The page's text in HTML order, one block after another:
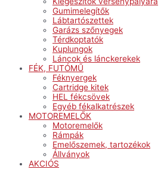
Gumimelegítők
Lábtartószettek
Garázs szőnyegek
Térdkoptatók
Kuplungok
Láncok és lánckerekek
FÉK, FUTÓMŰ
Féknyergek
Cartridge kitek
HEL fékcsövek
Egyéb fékalkatrészek
MOTOREMELŐK
Motoremelők
Rámpák
Emelőszemek, tartozékok
Állványok
AKCIÓS